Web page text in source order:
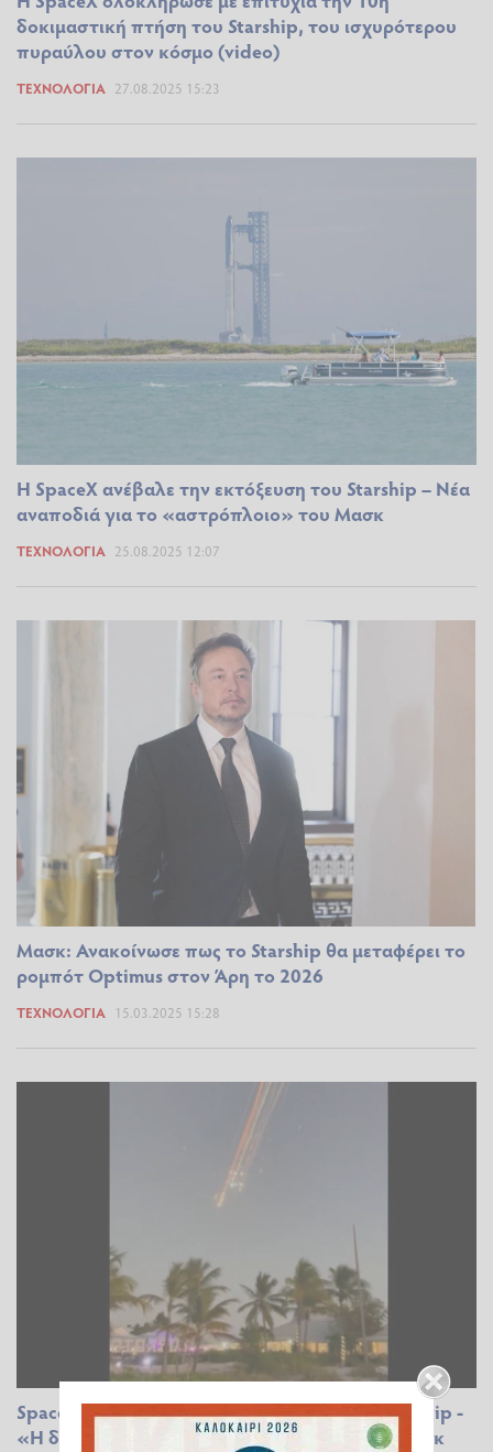
δοκιμαστική πτήση του Starship, του ισχυρότερου
πυραύλου στον κόσμο (video)
ΤΕΧΝΟΛΟΓΊΑ 27.08.2025 15:23
Η SpaceX ανέβαλε την εκτόξευση του Starship – Νέα
αναποδιά για το «αστρόπλοιο» του Μασκ
ΤΕΧΝΟΛΟΓΊΑ 25.08.2025 12:07
Μασκ: Ανακοίνωσε πως το Starship θα μεταφέρει το
ρομπότ Optimus στον Άρη το 2026
ΤΕΧΝΟΛΟΓΊΑ 15.03.2025 15:28
Space X: Εξερράγη στον αέρα ο πύραυλος Starship -
«Η διασκέδαση είναι εγγυημένη» έγραψε ο Μασκ